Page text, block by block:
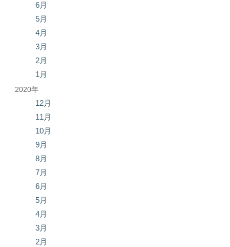
6月
5月
4月
3月
2月
1月
2020年
12月
11月
10月
9月
8月
7月
6月
5月
4月
3月
2月